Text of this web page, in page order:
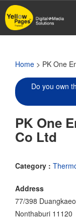
Skip
to
main
Home > PK One
Do you own
PK One
Co Ltd
Category :
Address
77/398
Nonthaburi 11120